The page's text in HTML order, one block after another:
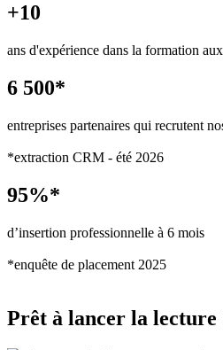
+10
ans d'expérience dans la formation
6 500*
entreprises partenaires qui recrutent
*extraction CRM - été 2026
95%*
d’insertion professionnelle à 6 mois
*enquête de placement 2025
Prêt à lancer la lecture